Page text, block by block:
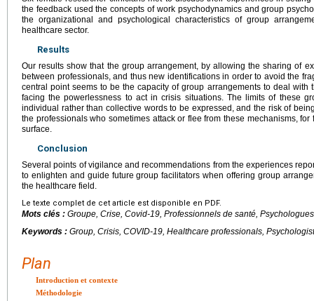
the feedback used the concepts of work psychodynamics and group
the organizational and psychological characteristics of group
healthcare sector.
Results
Our results show that the group arrangement, by allowing the sharing of
between professionals, and thus new identifications in order to avoid the
central point seems to be the capacity of group arrangements to deal with
facing the powerlessness to act in crisis situations. The limits of these
individual rather than collective words to be expressed, and the risk of
the professionals who sometimes attack or flee from these mechanisms,
surface.
Conclusion
Several points of vigilance and recommendations from the experiences
to enlighten and guide future group facilitators when offering group
the healthcare field.
Le texte complet de cet article est disponible en PDF.
Mots clés : Groupe, Crise, Covid-19, Professionnels de santé, Psychologues
Keywords : Group, Crisis, COVID-19, Healthcare professionals,
Plan
Introduction et contexte
Méthodologie